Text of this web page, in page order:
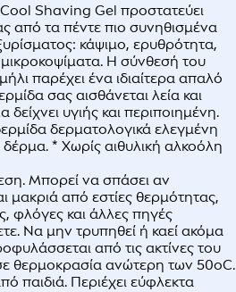
Shaving Gel προστατεύει
από τα πέντε πιο συνηθισμένα
κάψιμο, ερυθρότητα,
Η σύνθεσή του
παρέχει ένα ιδιαίτερα απαλό
σας αισθάνεται λεία και
υγιής και περιποιημένη.
δερματολογικά ελεγμένη
* Χωρίς αιθυλική αλκοόλη
Μπορεί να σπάσει αν
μακριά από εστίες θερμότητας,
φλόγες και άλλες πηγές
Να μην τρυπηθεί ή καεί ακόμα
από τις ακτίνες του
θερμοκρασία ανώτερη των 50οC.
παιδιά. Περιέχει εύφλεκτα